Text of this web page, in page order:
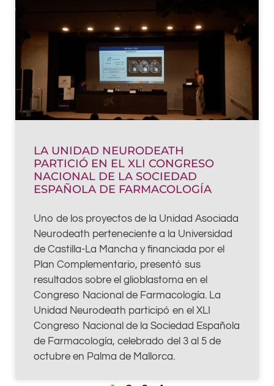
LA UNIDAD NEURODEATH
PARTICIÓ EN EL XLI CONGRESO
NACIONAL DE LA SOCIEDAD
ESPAÑOLA DE FARMACOLOGÍA
Uno de los proyectos de la Unidad Asociada
Neurodeath perteneciente a la Universidad
de Castilla-La Mancha y financiada por el
Plan Complementario, presentó sus
resultados sobre el glioblastoma en el
Congreso Nacional de Farmacología. La
Unidad Neurodeath participó en el XLI
Congreso Nacional de la Sociedad Española
de Farmacología, celebrado del 3 al 5 de
octubre en Palma de Mallorca.